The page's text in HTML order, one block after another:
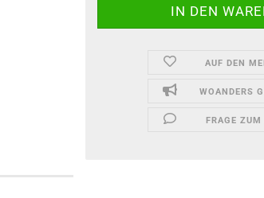
AUF DEN
WOANDERS
FRAGE ZUM